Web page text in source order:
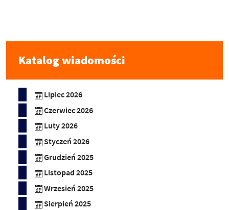
Katalog wiadomości
Lipiec 2026
Czerwiec 2026
Luty 2026
Styczeń 2026
Grudzień 2025
Listopad 2025
Wrzesień 2025
Sierpień 2025